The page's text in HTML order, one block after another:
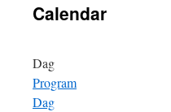
Calendar
Dag
Program
Dag